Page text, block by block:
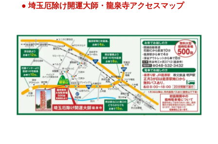
● 埼玉厄除け開運大師・龍泉寺アクセスマップ